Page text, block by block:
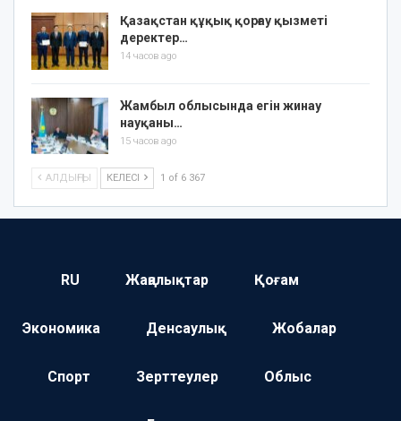
Қазақстан құқық қорғау қызметі
деректер…
14 часов ago
Жамбыл облысында егін жинау
науқаны…
15 часов ago
АЛДЫҢҒЫ КЕЛЕСІ 1 of 6 367
RU Жаңалықтар Қоғам
Экономика Денсаулық Жобалар
Спорт Зерттеулер Облыс